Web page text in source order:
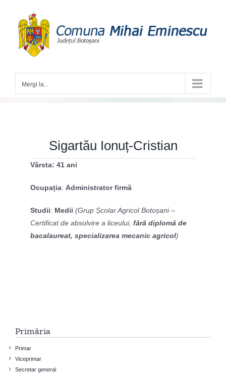
content
Mergi la...
Sigartău Ionuț-Cristian
Vârsta: 41 ani
Ocupația: Administrator firmă
Studii: Medii (Grup Școlar Agricol Botoșani –
Certificat de absolvire a liceului, fără diplomă de
bacalaureat, specializarea mecanic agricol)
Primăria
Primar
Viceprimar
Secretar general